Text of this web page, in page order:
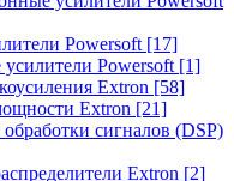
Powersoft [17]
Powersoft [1]
Extron [58]
Extron [21]
сигналов (DSP)
Extron [2]